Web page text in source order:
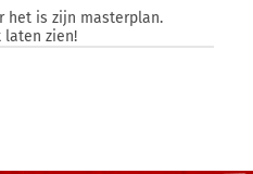
het is zijn masterplan.
laten zien!